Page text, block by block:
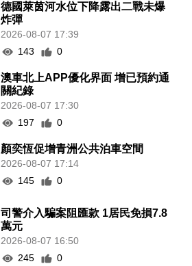
德國萊茵河水位下降露出二戰未爆
炸彈
2026-08-07 17:39
143
0
澳車北上APP優化界面 增已預約通
關紀錄
2026-08-07 17:30
197
0
顏奕恆促增青洲公共泊車空間
2026-08-07 17:14
145
0
司警介入騙案阻匯款 1居民免損7.8
萬元
2026-08-07 16:50
245
0